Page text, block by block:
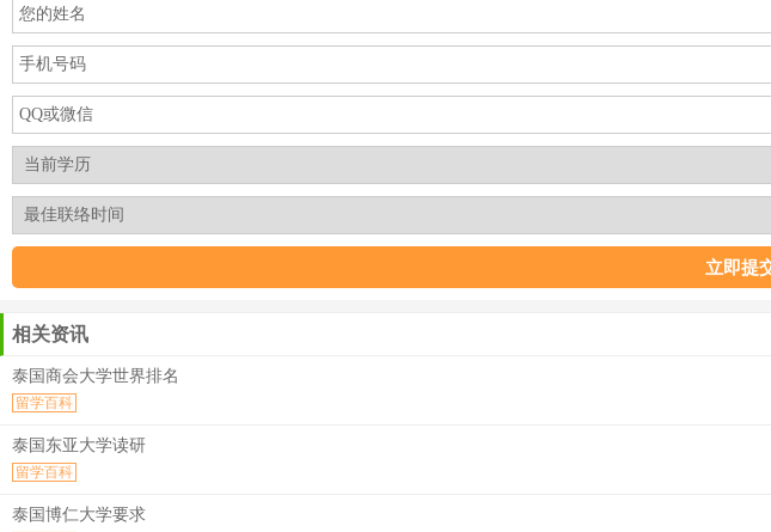
相关资讯
泰国商会大学世界排名
留学百科
泰国东亚大学读研
留学百科
泰国博仁大学要求